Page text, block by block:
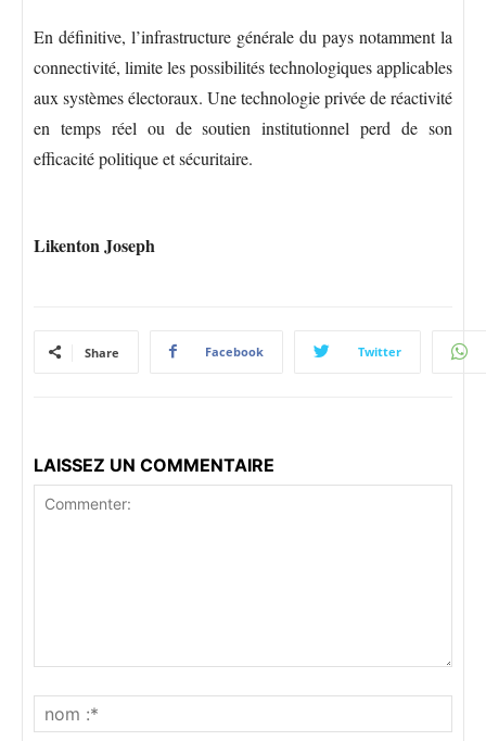
En définitive, l’infrastructure générale du pays notamment la
connectivité, limite les possibilités technologiques applicables
aux systèmes électoraux. Une technologie privée de réactivité
en temps réel ou de soutien institutionnel perd de son
efficacité politique et sécuritaire.
Likenton Joseph
Share Facebook Twitter
LAISSEZ UN COMMENTAIRE